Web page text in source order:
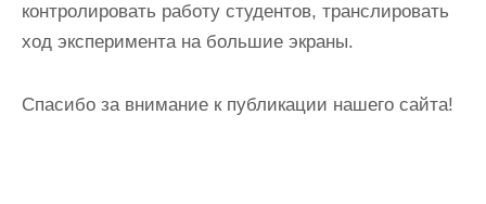
контролировать работу студентов, транслировать
ход эксперимента на большие экраны.
Спасибо за внимание к публикации нашего сайта!